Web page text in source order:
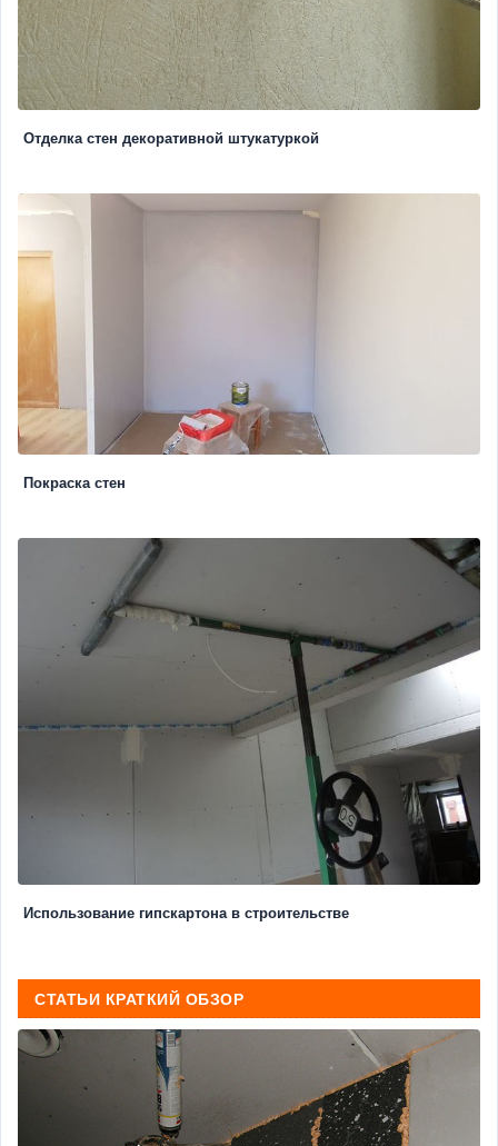
Отделка стен декоративной штукатуркой
Покраска стен
Использование гипскартона в строительстве
СТАТЬИ КРАТКИЙ ОБЗОР